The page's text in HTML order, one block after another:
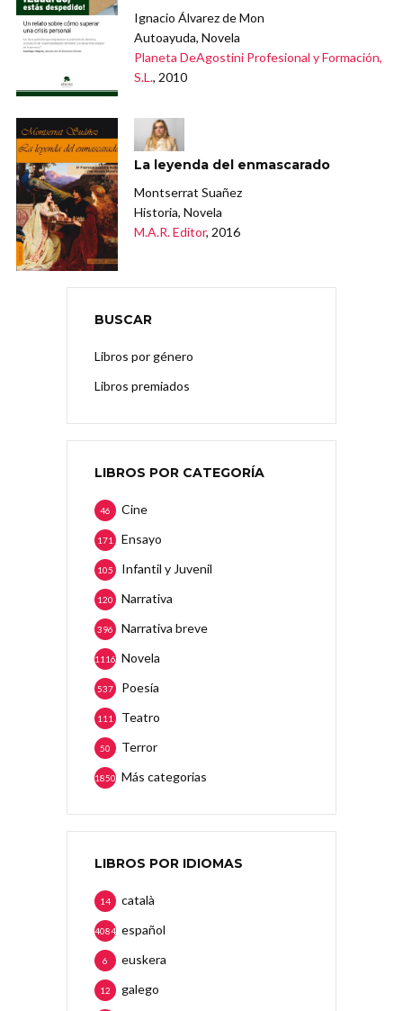
Ignacio Álvarez de Mon
Autoayuda, Novela
Planeta DeAgostini Profesional y Formación,
S.L., 2010
La leyenda del enmascarado
Montserrat Suañez
Historia, Novela
M.A.R. Editor, 2016
BUSCAR
Libros por género
Libros premiados
LIBROS POR CATEGORÍA
Cine
46
Ensayo
171
Infantil y Juvenil
105
Narrativa
120
Narrativa breve
396
Novela
1116
Poesía
537
Teatro
111
Terror
50
Más categorias
1850
LIBROS POR IDIOMAS
català
14
español
4084
euskera
6
galego
12